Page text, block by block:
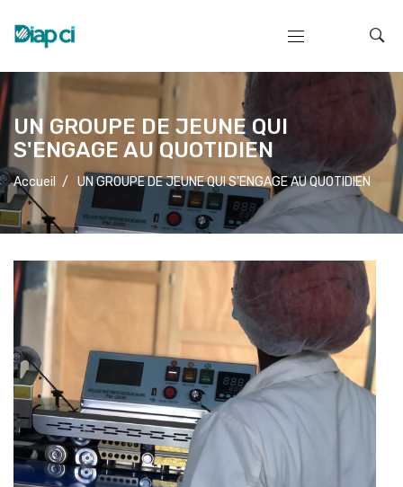
UN GROUPE DE JEUNE QUI
S'ENGAGE AU QUOTIDIEN
Accueil / UN GROUPE DE JEUNE QUI S'ENGAGE AU QUOTIDIEN